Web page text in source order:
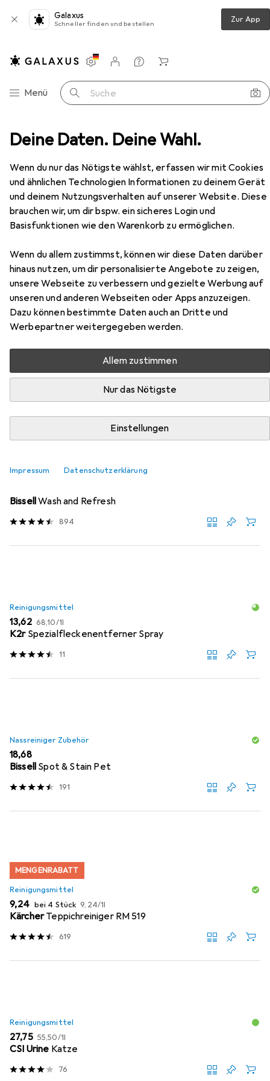
Deine Daten. Deine Wahl.
Wenn du nur das Nötigste wählst, erfassen wir mit Cookies
und ähnlichen Technologien Informationen zu deinem Gerät
und deinem Nutzungsverhalten auf unserer Website. Diese
brauchen wir, um dir bspw. ein sicheres Login und
Basisfunktionen wie den Warenkorb zu ermöglichen.
Wenn du allem zustimmst, können wir diese Daten darüber
hinaus nutzen, um dir personalisierte Angebote zu zeigen,
unsere Webseite zu verbessern und gezielte Werbung auf
unseren und anderen Webseiten oder Apps anzuzeigen.
Dazu können bestimmte Daten auch an Dritte und
Werbepartner weitergegeben werden.
Allem zustimmen
Nur das Nötigste
Einstellungen
Impressum Datenschutzerklärung
Galaxus
Schneller finden und bestellen Zur App
Navigation nach Kategorien
Menü Suche
Einstellungen
Kundenkonto
Vergleichslisten
Merklisten
Warenkorb
Snapstyle Teppich Hochflor Shaggy Cottage
EUR
64,90
Snapstyle
Teppich Hochflor Shaggy
Cottage
Hochflor Shaggy Cottage
Hier findest du passendes Zubehör zum Produkt
Snapstyle Teppich Hochflor Shaggy Cottage aus den
Kategorien Nassreiniger Zubehör und Reinigungsmittel.
Nassreiniger Zubehör Reinigungsmittel
Relevanz
Produktliste
Nassreiniger Zubehör
BissellWash and Refresh
894
Reinigungsmittel
EUR
13,62 EUR
68,10/1l
K2r Spezialfleckenentferner Spray
11
Nassreiniger Zubehör
EUR
18,68
Bissell Spot & Stain Pet
191
MENGENRABATT
Reinigungsmittel
EUR
9,24 bei 4 Stück EUR
9,24/1l
KärcherTeppichreiniger RM 519
619
Reinigungsmittel
EUR
27,75 EUR
55,50/1l
CSI Urine Katze
76